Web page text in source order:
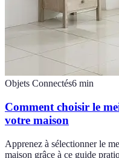
Objets Connectés6 min
Comment choisir le
votre maison
Apprenez à sélectionner le
maison grâce à ce guide